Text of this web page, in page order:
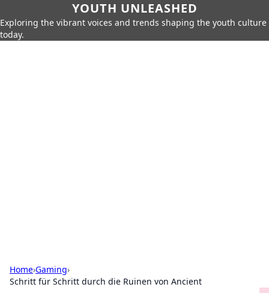
YOUTH UNLEASHED
Exploring the vibrant voices and trends shaping the youth culture
today.
Home›Gaming›
Schritt für Schritt durch die Ruinen von Ancient